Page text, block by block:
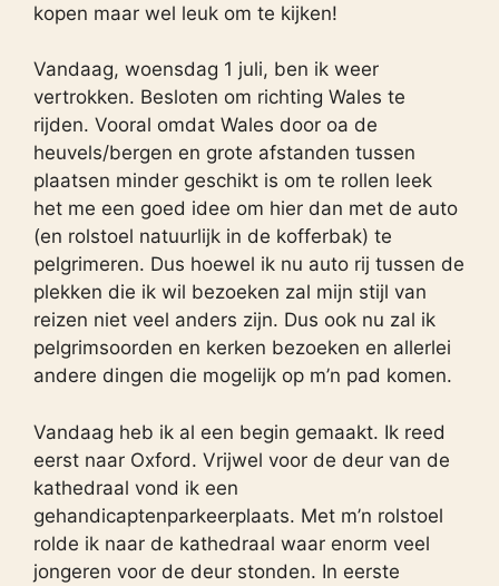
kopen maar wel leuk om te kijken!
Vandaag, woensdag 1 juli, ben ik weer
vertrokken. Besloten om richting Wales te
rijden. Vooral omdat Wales door oa de
heuvels/bergen en grote afstanden tussen
plaatsen minder geschikt is om te rollen leek
het me een goed idee om hier dan met de auto
(en rolstoel natuurlijk in de kofferbak) te
pelgrimeren. Dus hoewel ik nu auto rij tussen de
plekken die ik wil bezoeken zal mijn stijl van
reizen niet veel anders zijn. Dus ook nu zal ik
pelgrimsoorden en kerken bezoeken en allerlei
andere dingen die mogelijk op m’n pad komen.
Vandaag heb ik al een begin gemaakt. Ik reed
eerst naar Oxford. Vrijwel voor de deur van de
kathedraal vond ik een
gehandicaptenparkeerplaats. Met m’n rolstoel
rolde ik naar de kathedraal waar enorm veel
jongeren voor de deur stonden. In eerste